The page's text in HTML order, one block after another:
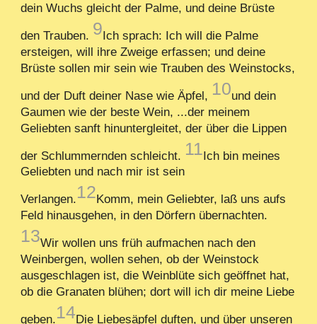
dein Wuchs gleicht der Palme, und deine Brüste
den Trauben. 9Ich sprach: Ich will die Palme
ersteigen, will ihre Zweige erfassen; und deine
Brüste sollen mir sein wie Trauben des Weinstocks,
und der Duft deiner Nase wie Äpfel, 10und dein
Gaumen wie der beste Wein, ...der meinem
Geliebten sanft hinuntergleitet, der über die Lippen
der Schlummernden schleicht. 11Ich bin meines
Geliebten und nach mir ist sein
Verlangen.12Komm, mein Geliebter, laß uns aufs
Feld hinausgehen, in den Dörfern übernachten.
13Wir wollen uns früh aufmachen nach den
Weinbergen, wollen sehen, ob der Weinstock
ausgeschlagen ist, die Weinblüte sich geöffnet hat,
ob die Granaten blühen; dort will ich dir meine Liebe
geben.14Die Liebesäpfel duften, und über unseren